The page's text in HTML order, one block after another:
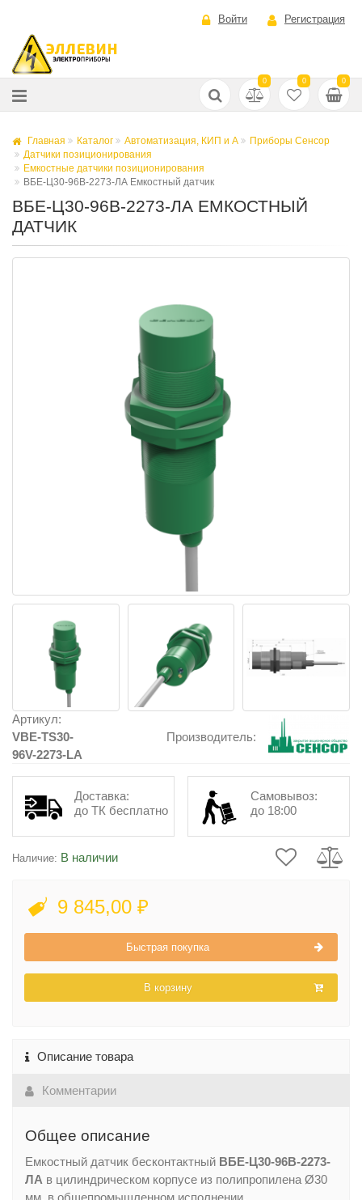
Войти Регистрация
0 0 0
Главная Каталог Автоматизация, КИП и А
Приборы Сенсор
Датчики позиционирования
Емкостные датчики позиционирования
ВБЕ-Ц30-96В-2273-ЛА Емкостный датчик
ВБЕ-Ц30-96В-2273-ЛА ЕМКОСТНЫЙ
ДАТЧИК
Артикул:
VBE-TS30-
96V-2273-LA
Производитель:
Доставка:
до ТК бесплатно
Самовывоз:
до 18:00
Наличие: В наличии
9 845,00 ₽
Быстрая покупка
В корзину
Описание товара
Комментарии
Общее описание
Емкостный датчик бесконтактный ВБЕ-Ц30-96В-2273-
ЛА в цилиндрическом корпусе из полипропилена Ø30
мм, в общепромышленном исполнении.